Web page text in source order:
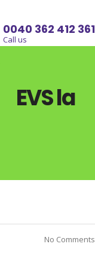
0040 362 412 361
Call us
EVS la
No Comments